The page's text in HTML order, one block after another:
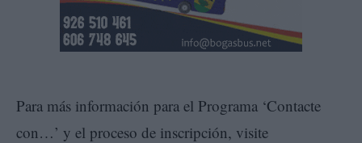
Para más información para el Programa ‘Contacte
con…’ y el proceso de inscripción, visite